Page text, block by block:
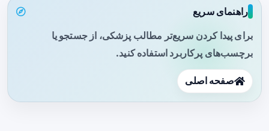
راهنمای سریع
برای پیدا کردن سریع‌تر مطالب پزشکی، از جستجو یا
برچسب‌های پرکاربرد استفاده کنید.
صفحه اصلی